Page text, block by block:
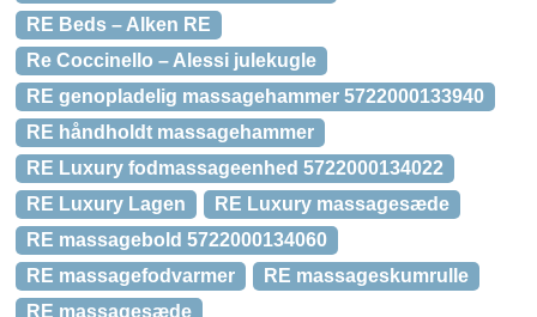
RE Beds – Alken RE
Re Coccinello – Alessi julekugle
RE genopladelig massagehammer 5722000133940
RE håndholdt massagehammer
RE Luxury fodmassageenhed 5722000134022
RE Luxury Lagen
RE Luxury massagesæde
RE massagebold 5722000134060
RE massagefodvarmer
RE massageskumrulle
RE massagesæde